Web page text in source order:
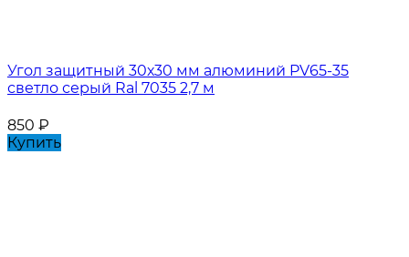
Угол защитный 30х30 мм алюминий PV65-35
светло серый Ral 7035 2,7 м
850 ₽
Купить